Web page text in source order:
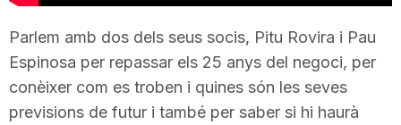
Parlem amb dos dels seus socis, Pitu Rovira i Pau
Espinosa per repassar els 25 anys del negoci, per
conèixer com es troben i quines són les seves
previsions de futur i també per saber si hi haurà